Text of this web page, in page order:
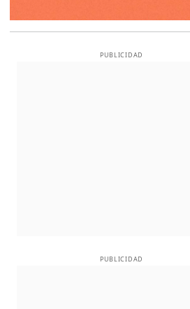
PUBLICIDAD
PUBLICIDAD